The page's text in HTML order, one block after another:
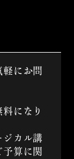
軽にお問
になり
ジカル講
予算に関